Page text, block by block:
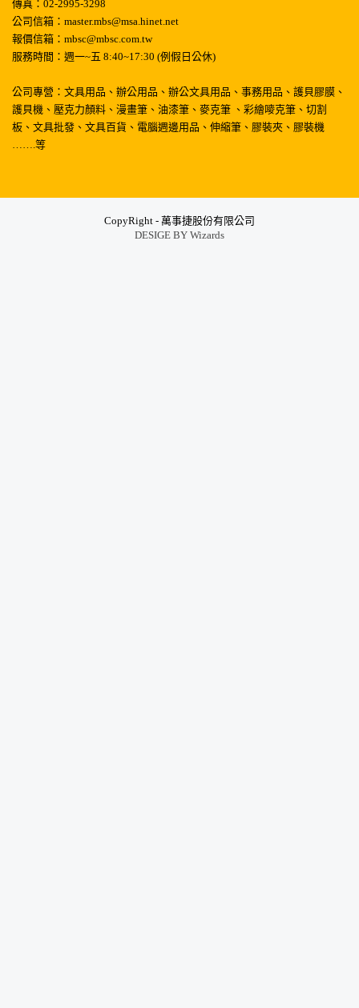
傳真：02-2995-3298
公司信箱：master.mbs@msa.hinet.net
報價信箱：mbsc@mbsc.com.tw
服務時間：週一~五 8:40~17:30 (例假日公休)
公司專營：文具用品、辦公用品、辦公文具用品、事務用品、護貝膠膜、
護貝機、壓克力顏料、漫畫筆、油漆筆、麥克筆 、彩繪嘜克筆、切割
板、文具批發、文具百貨、電腦週邊用品、伸縮筆、膠裝夾、膠裝機
…….等
CopyRight - 萬事捷股份有限公司
DESIGE BY Wizards